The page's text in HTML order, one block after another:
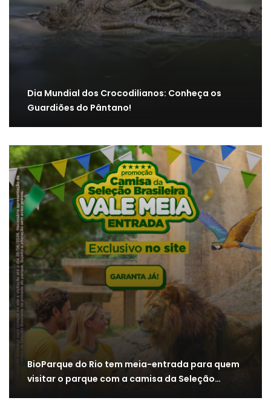
Dia Mundial dos Crocodilianos: Conheça os
Guardiões do Pântano!
BioParque do Rio tem meia-entrada para quem
visitar o parque com a camisa da Seleção…